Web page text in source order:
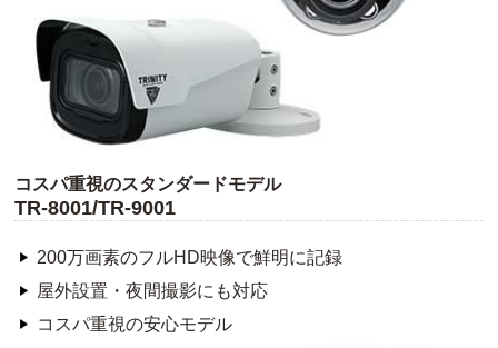
コスパ重視のスタンダードモデル
TR-8001/TR-9001
200万画素のフルHD映像で鮮明に記録
屋外設置・夜間撮影にも対応
コスパ重視の安心モデル